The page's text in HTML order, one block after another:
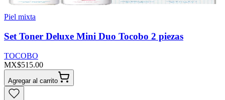
Piel mixta
Set Toner Deluxe Mini Duo Tocobo 2 piezas
TOCOBO
MX$515.00
Agregar al carrito